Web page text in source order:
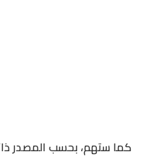
كما ستهم، بحسب المصدر